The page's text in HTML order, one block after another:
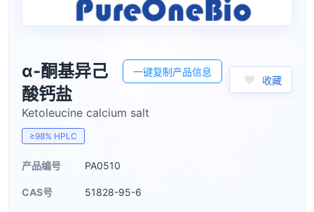
α-酮基异己
酸钙盐
一键复制产品信息
收藏
Ketoleucine calcium salt
≥98% HPLC
产品编号 PA0510
CAS号 51828-95-6